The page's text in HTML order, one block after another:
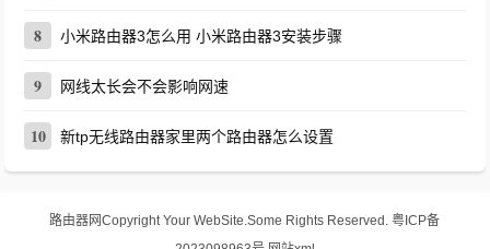
8 小米路由器3怎么用 小米路由器3安装步骤
9 网线太长会不会影响网速
10 新tp无线路由器家里两个路由器怎么设置
路由器网Copyright Your WebSite.Some Rights Reserved. 粤ICP备